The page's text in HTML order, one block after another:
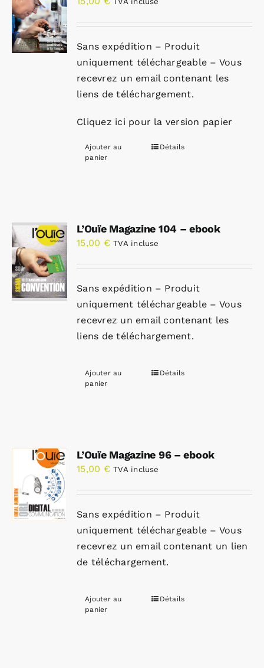
Sans expédition – Produit
uniquement téléchargeable – Vous
recevrez un email contenant les
liens de téléchargement.
Cliquez ici pour la version papier
Ajouter au
panier
Détails
L’Ouïe Magazine 104 – ebook
15,00 € TVA incluse
Sans expédition – Produit
uniquement téléchargeable – Vous
recevrez un email contenant les
liens de téléchargement.
Ajouter au
panier
Détails
L’Ouïe Magazine 96 – ebook
15,00 € TVA incluse
Sans expédition – Produit
uniquement téléchargeable – Vous
recevrez un email contenant un lien
de téléchargement.
Ajouter au
panier
Détails